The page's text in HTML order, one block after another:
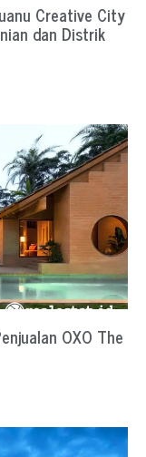
Creative City
dan Distrik
OXO The